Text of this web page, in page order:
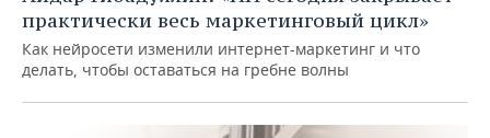
практически весь маркетинговый цикл»
Как нейросети изменили интернет-маркетинг и что
делать, чтобы оставаться на гребне волны